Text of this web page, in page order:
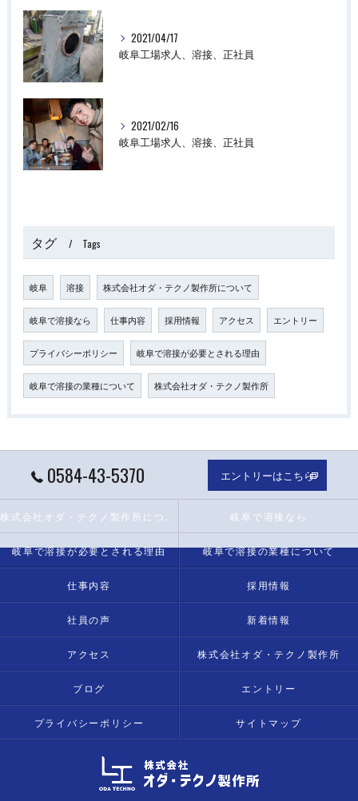
2021/04/17
岐阜工場求人、溶接、正社員
2021/02/16
岐阜工場求人、溶接、正社員
タグ Tags
岐阜 溶接 株式会社オダ・テクノ製作所について
岐阜で溶接なら 仕事内容 採用情報 アクセス エントリー
プライバシーポリシー 岐阜で溶接が必要とされる理由
岐阜で溶接の業種について 株式会社オダ・テクノ製作所
0584-43-5370 エントリーはこちら
岐阜で溶接なら
岐阜で溶接が必要とされる理由 岐阜で溶接の業種について
仕事内容 採用情報
社員の声 新着情報
アクセス 株式会社オダ・テクノ製作所
ブログ エントリー
プライバシーポリシー サイトマップ